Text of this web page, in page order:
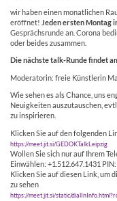
wir haben einen monatlichen
eröffnet! Jeden ersten Montag
Gesprächsrunde an. Corona
oder beides zusammen.
Die nächste talk-Runde findet
Moderatorin: freie Künstlerin
Wie sehen es als Chance, uns
Neuigkeiten auszutauschen,
zu inspirieren.
Klicken Sie auf den folgenden
https://meet.jit.si/GEDOKTalkLeipzig
Wollen Sie sich nur auf Ihrem
Einwählen: +1.512.647.1431
Klicken Sie auf diesen Link, um
zu sehen
https://meet.jit.si/static/